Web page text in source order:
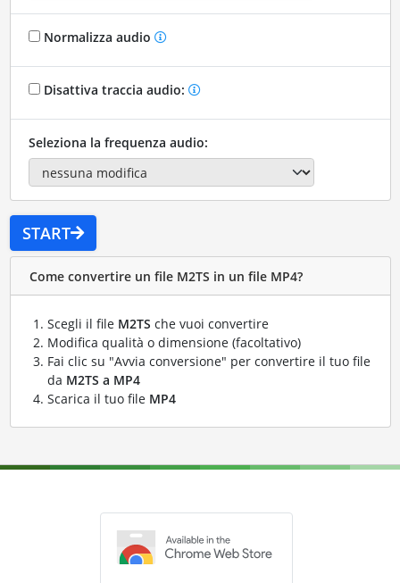
Normalizza audio
Disattiva traccia audio:
Seleziona la frequenza audio:
START
Come convertire un file M2TS in un file MP4?
Scegli il file M2TS che vuoi convertire
Modifica qualità o dimensione (facoltativo)
Fai clic su "Avvia conversione" per convertire il tuo file
da M2TS a MP4
Scarica il tuo file MP4